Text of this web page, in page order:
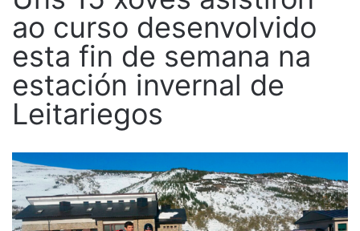
ao curso desenvolvido
esta fin de semana na
estación invernal de
Leitariegos